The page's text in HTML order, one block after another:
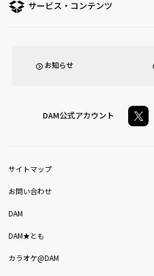
サービス・コンテンツ
お知らせ
DAM公式アカウント
サイトマップ
お問い合わせ
DAM
DAM★とも
カラオケ@DAM